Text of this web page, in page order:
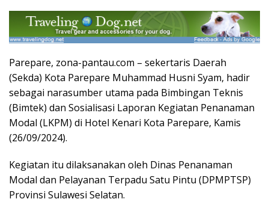
Parepare, zona-pantau.com – sekertaris Daerah
(Sekda) Kota Parepare Muhammad Husni Syam, hadir
sebagai narasumber utama pada Bimbingan Teknis
(Bimtek) dan Sosialisasi Laporan Kegiatan Penanaman
Modal (LKPM) di Hotel Kenari Kota Parepare, Kamis
(26/09/2024).
Kegiatan itu dilaksanakan oleh Dinas Penanaman
Modal dan Pelayanan Terpadu Satu Pintu (DPMPTSP)
Provinsi Sulawesi Selatan.